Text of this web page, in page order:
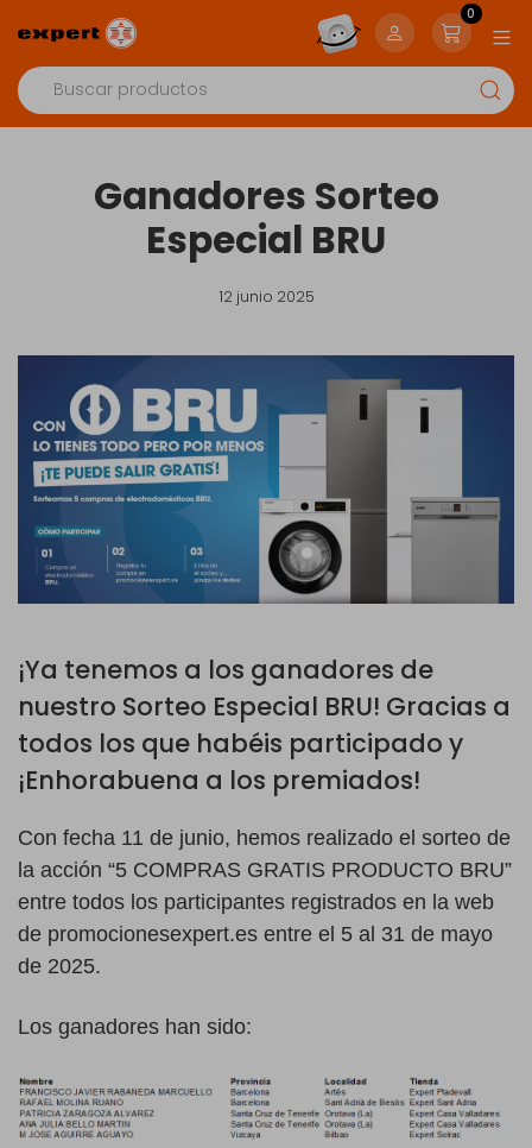
0
Ganadores Sorteo
Especial BRU
12 junio 2025
¡Ya tenemos a los ganadores de
nuestro Sorteo Especial BRU! Gracias a
todos los que habéis participado y
¡Enhorabuena a los premiados!
Con fecha 11 de junio, hemos realizado el sorteo de
la acción “5 COMPRAS GRATIS PRODUCTO BRU”
entre todos los participantes registrados en la web
de promocionesexpert.es entre el 5 al 31 de mayo
de 2025.
Los ganadores han sido: